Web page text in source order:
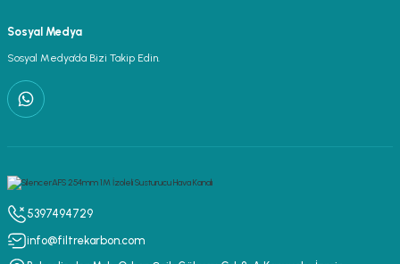
Sosyal Medya
Sosyal Medya’da Bizi Takip Edin.
5397494729
info@filtrekarbon.com